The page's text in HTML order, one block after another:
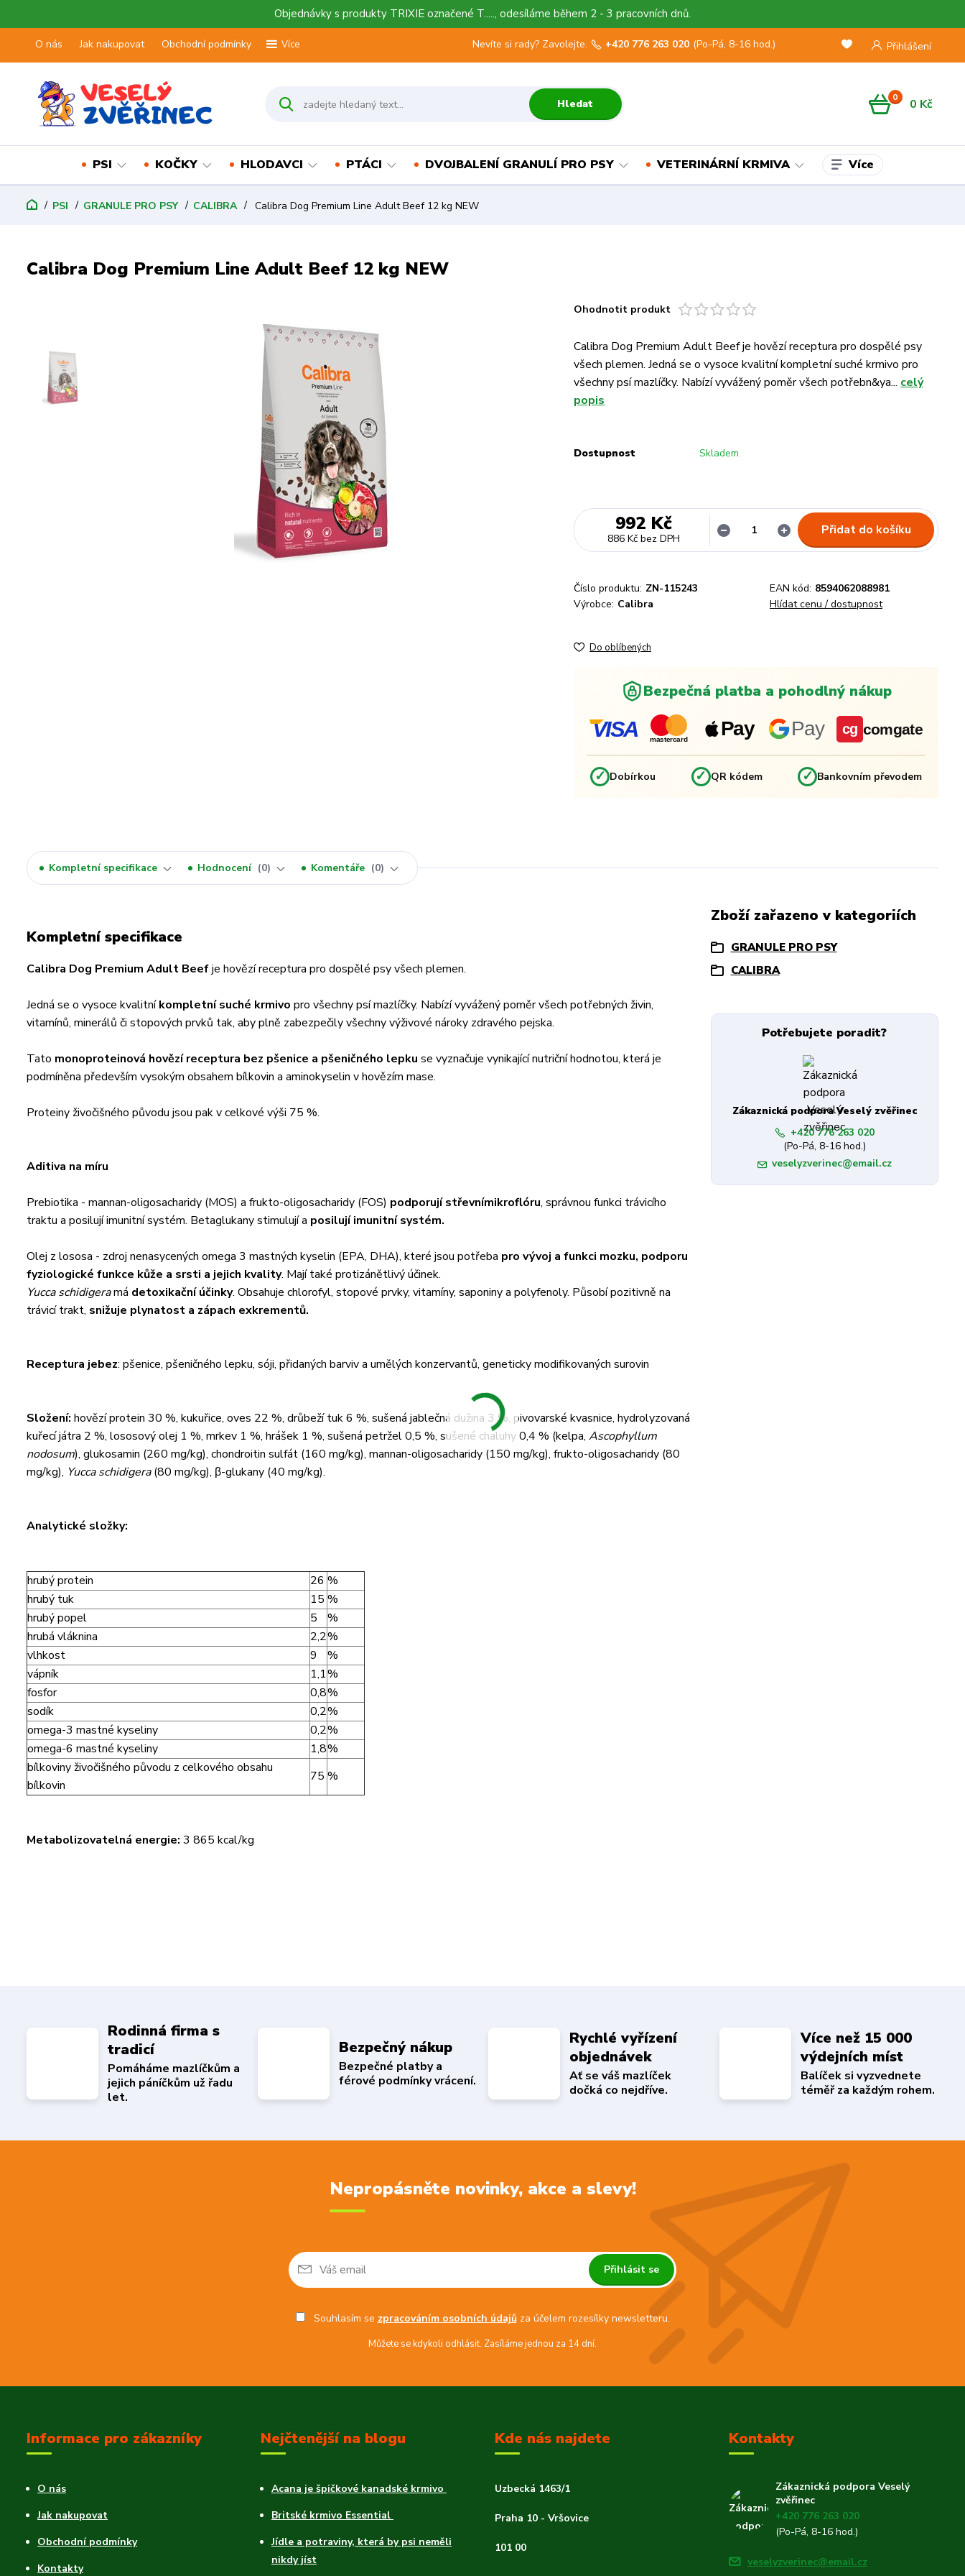
Objednávky s produkty TRIXIE označené T....., odesíláme během 2 - 3 pracovních dnů.
O nás Jak nakupovat Obchodní podmínky Více Přihlášení
Hledat
Nevíte si rady? Zavolejte. +420 776 263 020 (Po-Pá, 8-16 hod.)
0 0 Kč
PSI KOČKY HLODAVCI PTÁCI DVOJBALENÍ GRANULÍ PRO PSY VETERINÁRNÍ KRMIVA Více
PSI GRANULE PRO PSY CALIBRA Calibra Dog Premium Line Adult Beef 12 kg NEW
Calibra Dog Premium Line Adult Beef 12 kg NEW
Ohodnotit produkt
Calibra Dog Premium Adult Beef je hovězí receptura pro dospělé psy
všech plemen. Jedná se o vysoce kvalitní kompletní suché krmivo pro
všechny psí mazlíčky. Nabízí vyvážený poměr všech potřebn&ya... celý
popis
Dostupnost Skladem
992 Kč
886 Kč bez DPH
Přidat do košíku
Číslo produktu: ZN-115243 EAN kód: 8594062088981
Výrobce: Calibra Hlídat cenu / dostupnost
Do oblíbených
Bezpečná platba a pohodlný nákup
VISA mastercard Pay Pay cg comgate
✓ Dobírkou ✓ QR kódem ✓ Bankovním převodem
Kompletní specifikace Hodnocení 0 Komentáře 0
Kompletní specifikace
Calibra Dog Premium Adult Beefje hovězí receptura pro dospělé psy všech plemen.
Jedná se o vysoce kvalitníkompletní suché krmivo pro všechny psí mazlíčky. Nabízí vyvážený poměr všech potřebných živin,
vitamínů, minerálů či stopových prvků tak, aby plně zabezpečily všechny výživové nároky zdravého pejska.
Tato monoproteinová hovězí receptura bez pšenice a pšeničného lepku se vyznačuje vynikající nutriční hodnotou, která je
podmíněna především vysokým obsahem bílkovin a aminokyselin v hovězím mase.
Proteiny živočišného původu jsou pak v celkové výši 75 %.
Aditiva na míru
Prebiotika - mannan-oligosacharidy (MOS) a frukto-oligosacharidy (FOS) podporují střevnímikroflóru, správnou funkci trávicího
traktu a posilují imunitní systém. Betaglukany stimulují a posilují imunitní systém.
Olej z lososa - zdroj nenasycených omega 3 mastných kyselin (EPA, DHA), které jsou potřeba pro vývoj a funkci mozku, podporu
fyziologické funkce kůže a srsti a jejich kvality. Mají také protizánětlivý účinek.
Yucca schidigeramá detoxikační účinky. Obsahuje chlorofyl, stopové prvky, vitamíny, saponiny a polyfenoly. Působí pozitivně na
trávicí trakt, snižuje plynatost a zápach exkrementů.
Receptura jebez: pšenice, pšeničného lepku, sóji, přidaných barviv a umělých konzervantů, geneticky modifikovaných surovin
Složení: hovězí protein 30 %, kukuřice, oves 22 %, drůbeží tuk 6 %, sušená jablečná dužina 3 %, pivovarské kvasnice, hydrolyzovaná
kuřecí játra 2 %, lososový olej 1 %, mrkev 1 %, hrášek 1 %, sušená petržel 0,5 %, sušené chaluhy 0,4 % (kelpa, Ascophyllum
nodosum), glukosamin (260 mg/kg), chondroitin sulfát (160 mg/kg), mannan-oligosacharidy (150 mg/kg), frukto-oligosacharidy (80
mg/kg), Yucca schidigera(80 mg/kg), β-glukany (40 mg/kg).
Analytické složky:
hrubý protein 26 %
hrubý tuk
15 %
hrubý popel
5
%
hrubá vláknina
2,2%
vlhkost
9
%
vápník
1,1%
fosfor
0,8%
sodík
0,2%
omega-3 mastné kyseliny
0,2%
omega-6 mastné kyseliny
1,8%
bílkoviny živočišného původu z celkového obsahu
bílkovin
75 %
Metabolizovatelná energie: 3 865 kcal/kg
Zboží zařazeno v kategoriích
GRANULE PRO PSY
CALIBRA
Potřebujete poradit?
Zákaznická podpora Veselý zvěřinec
+420 776 263 020
(Po-Pá, 8-16 hod.)
veselyzverinec@email.cz
Rodinná firma s
tradicí
Pomáháme mazlíčkům a
jejich páníčkům už řadu
let.
Bezpečný nákup
Bezpečné platby a
férové podmínky vrácení.
Rychlé vyřízení
objednávek
Ať se váš mazlíček
dočká co nejdříve.
Více než 15 000
výdejních míst
Balíček si vyzvednete
téměř za každým rohem.
Nepropásněte novinky, akce a slevy!
Přihlásit se
Souhlasím se zpracováním osobních údajůza účelem rozesílky newsletteru.
Můžete se kdykoli odhlásit. Zasíláme jednou za 14 dní.
Informace pro zákazníky
O nás
Jak nakupovat
Obchodní podmínky
Kontakty
Nejčtenější na blogu
Acana je špičkové kanadské krmivo
Britské krmivo Essential
Jídle a potraviny, která by psi neměli
nikdy jíst
Kde nás najdete
Uzbecká 1463/1
Praha 10 - Vršovice
101 00
Kontakty
Zákaznická podpora Veselý
zvěřinec
+420 776 263 020
(Po-Pá, 8-16 hod.)
veselyzverinec@email.cz